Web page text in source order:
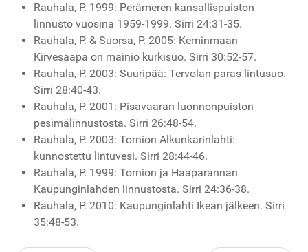
Rauhala, P. 1999: Perämeren kansallispuiston
linnusto vuosina 1959-1999. Sirri 24:31-35.
Rauhala, P. & Suorsa, P. 2005: Keminmaan
Kirvesaapa on mainio kurkisuo. Sirri 30:52-57.
Rauhala, P. 2003: Suuripää: Tervolan paras lintusuo.
Sirri 28:40-43.
Rauhala, P. 2001: Pisavaaran luonnonpuiston
pesimälinnustosta. Sirri 26:48-54.
Rauhala, P. 2003: Tornion Alkunkarinlahti:
kunnostettu lintuvesi. Sirri 28:44-46.
Rauhala, P. 1999: Tornion ja Haaparannan
Kaupunginlahden linnustosta. Sirri 24:36-38.
Rauhala, P. 2010: Kaupunginlahti Ikean jälkeen. Sirri
35:48-53.